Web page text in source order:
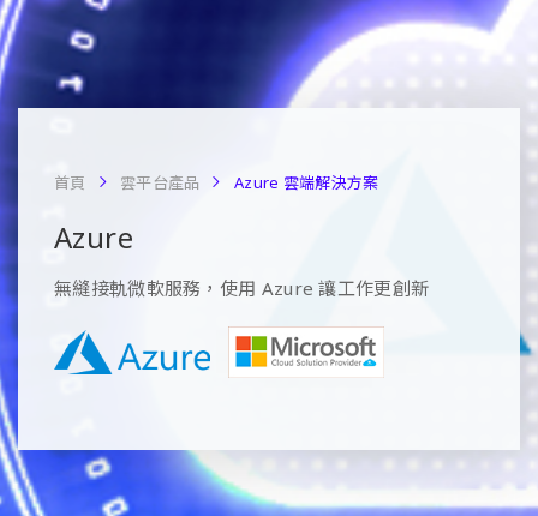
首頁 雲平台產品 Azure 雲端解決方案
Azure
無縫接軌微軟服務，使用 Azure 讓工作更創新